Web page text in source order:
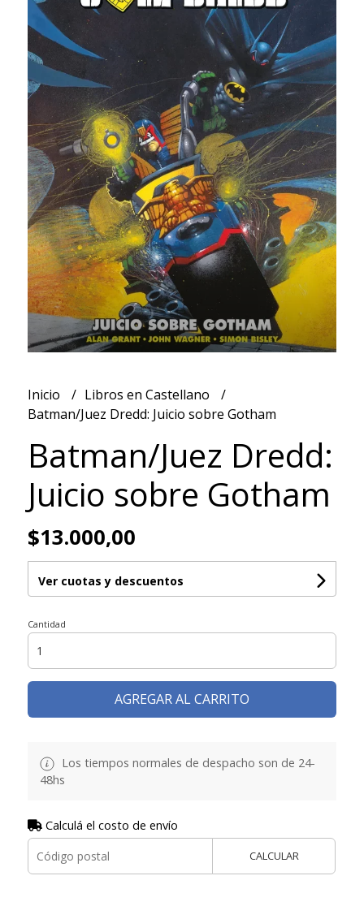
Inicio
Libros en Castellano
Batman/Juez Dredd: Juicio sobre Gotham
Batman/Juez Dredd:
Juicio sobre Gotham
$13.000,00
Ver cuotas y descuentos
Cantidad
AGREGAR AL CARRITO
Los tiempos normales de despacho son de 24-
48hs
Calculá el costo de envío
CALCULAR